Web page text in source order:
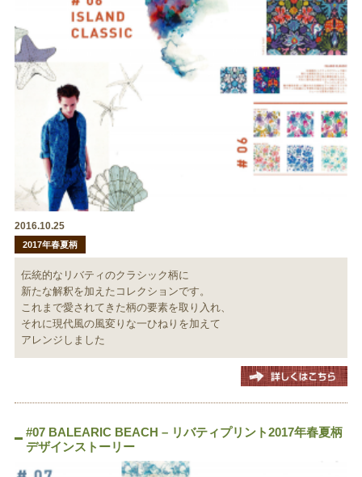
2016.10.25
2017年春夏柄
伝統的なリバティのクラシック柄に
新たな解釈を加えたコレクションです。
これまで愛されてきた柄の要素を取り入れ、
それに現代風の風変りな一ひねりを加えて
アレンジしました
#07 BALEARIC BEACH – リバティプリント2017年春夏柄
デザインストーリー